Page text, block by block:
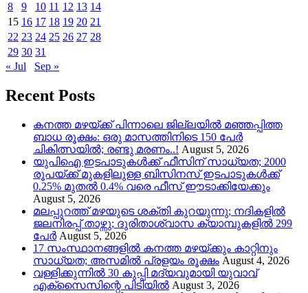
8
9 10 11 12 13 14
15 16 17 18 19 20 21
22 23 24 25 26 27 28
29 30 31
« Jul
Sep »
Recent Posts
കനത്ത മഴയ്‌ക്ക് പിന്നാലെ ജില്ലയിൽ മഞ്ഞപ്പിത്ത
ബാധ രൂക്ഷം: ഒരു മാസത്തിനിടെ 150 പേർ
ചികിത്സയിൽ; രണ്ടു മരണം..! August 5, 2026
യുപിഐ ഇടപാടുകൾക്ക് ഫീസിന് സാധ്യത; 2000
രൂപയ്ക്ക് മുകളിലുള്ള ബിസിനസ് ഇടപാടുകൾക്ക്
0.25% മുതൽ 0.4% വരെ ഫീസ് ഈടാക്കിയേക്കും
August 5, 2026
മലപ്പുറത്ത് മഴയുടെ ശക്തി കുറയുന്നു; നദികളിൽ
ജലനിരപ്പ് താഴ്ന്നു; ദുരിതാശ്വാസ ക്യാമ്പുകളിൽ 299
പേർ August 5, 2026
17 സംസ്ഥാനങ്ങളിൽ കനത്ത മഴയ്ക്കും കാറ്റിനും
സാധ്യത; അസമിൽ പ്രളയം രൂക്ഷം August 4, 2026
വള്ളിക്കുന്നിൽ 30 കുപ്പി മദ്യവുമായി യുവാവ്
എക്സൈസിന്റെ പിടിയിൽ August 3, 2026